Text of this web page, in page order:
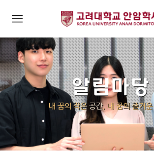
모바일메뉴
알림마당
내 꿈의 작은공간, 내 꿈의 즐거운